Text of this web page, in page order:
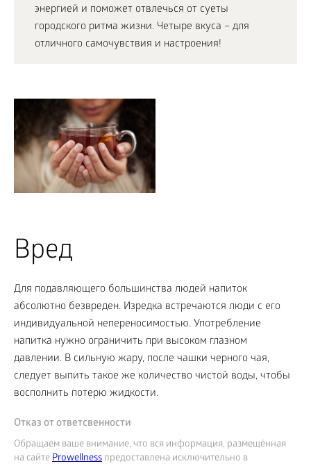
энергией и поможет отвлечься от суеты
городского ритма жизни. Четыре вкуса – для
отличного самочувствия и настроения!
Вред
Для подавляющего большинства людей напиток
абсолютно безвреден. Изредка встречаются люди с его
индивидуальной непереносимостью. Употребление
напитка нужно ограничить при высоком глазном
давлении. В сильную жару, после чашки черного чая,
следует выпить такое же количество чистой воды, чтобы
восполнить потерю жидкости.
Отказ от ответсвенности
Обращаем ваше внимание, что вся информация, размещённая
на сайтеProwellness предоставлена исключительно в